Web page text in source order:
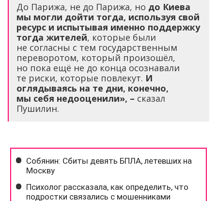
До Парижа, не до Парижа, но до Киева
мы могли дойти тогда, используя свой
ресурс и испытывая именно поддержку
тогда жителей, которые были
не согласны с тем государственным
переворотом, который произошёл,
но пока ещё не до конца осознавали
те риски, которые повлекут. И
оглядываясь на те дни, конечно,
мы себя недооценили», – сказал
Пушилин.